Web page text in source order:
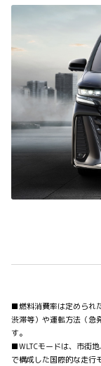
■燃料消費率は定められ
渋滞等）や運転方法（急
す。
■WLTCモードは、市街
で構成した国際的な走行